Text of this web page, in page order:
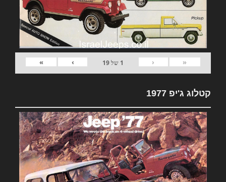
«
‹
1 של19
›
»
קטלוג ג'יפ 1977